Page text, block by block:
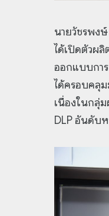
นายวัชรพงษ์
ได้เปิดตัวผ
ออกแบบกา
ได้ครอบคลุม
เนื่องในกลุ่
DLP อันดับ